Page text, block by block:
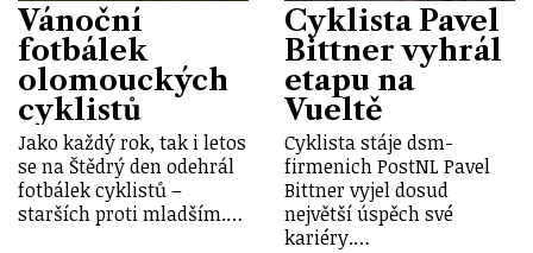
Vánoční
fotbálek
olomouckých
cyklistů
Jako každý rok, tak i letos
se na Štědrý den odehrál
fotbálek cyklistů –
starších proti mladším.…
Cyklista Pavel
Bittner vyhrál
etapu na
Vueltě
Cyklista stáje dsm-
firmenich PostNL Pavel
Bittner vyjel dosud
největší úspěch své
kariéry.…